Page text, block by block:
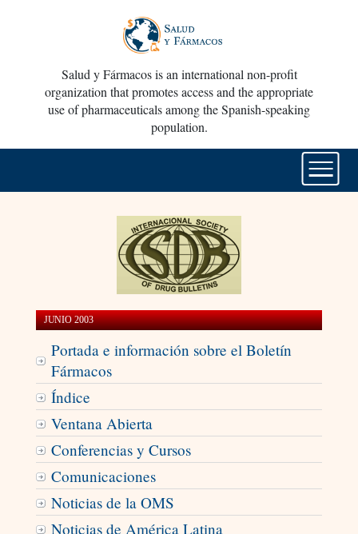
Salud y Fármacos is an international non-profit
organization that promotes access and the appropriate
use of pharmaceuticals among the Spanish-speaking
population.
JUNIO 2003
Portada e información sobre el Boletín
Fármacos
Índice
Ventana Abierta
Conferencias y Cursos
Comunicaciones
Noticias de la OMS
Noticias de América Latina